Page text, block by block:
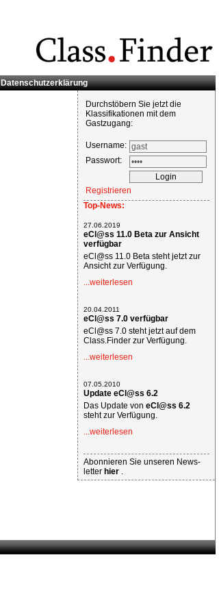
Datenschutzerklärung
Durchstöbern Sie jetzt die
Klassifikationen mit dem
Gastzugang:
Username:
Passwort:
Registrieren
Top-News:
27.06.2019
eCl@ss 11.0 Beta zur Ansicht
verfügbar
eCl@ss 11.0 Beta steht jetzt zur
Ansicht zur Verfügung.
...weiterlesen
20.04.2011
eCl@ss 7.0 verfügbar
eCl@ss 7.0 steht jetzt auf dem
Class.Finder zur Verfügung.
...weiterlesen
07.05.2010
Update eCl@ss 6.2
Das Update von eCl@ss 6.2
steht zur Verfügung.
...weiterlesen
Abonnieren Sie unseren News-
letter hier .